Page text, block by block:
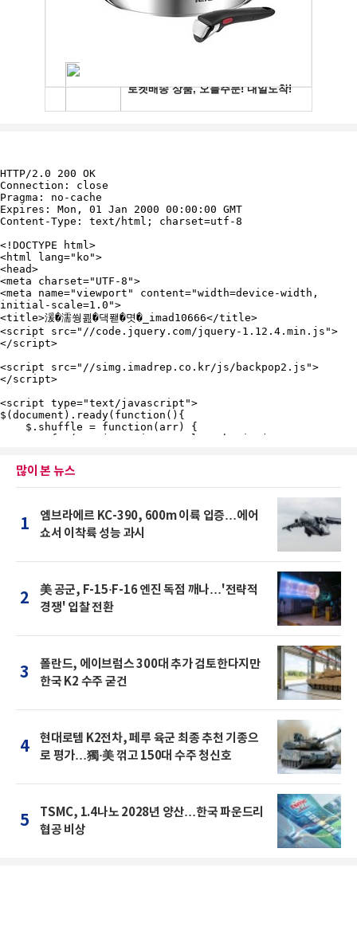
많이 본 뉴스
1
엠브라에르 KC-390, 600m 이륙 입증…에어
쇼서 이착륙 성능 과시
2
美 공군, F-15·F-16 엔진 독점 깨나…'전략적
경쟁' 입찰 전환
3
폴란드, 에이브럼스 300대 추가 검토한다지만
한국 K2 수주 굳건
4
현대로템 K2전차, 페루 육군 최종 추천 기종으
로 평가…獨·美 꺾고 150대 수주 청신호
5
TSMC, 1.4나노 2028년 양산…한국 파운드리
협공 비상